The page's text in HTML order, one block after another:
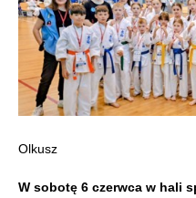
Olkusz
W sobotę 6 czerwca w hali